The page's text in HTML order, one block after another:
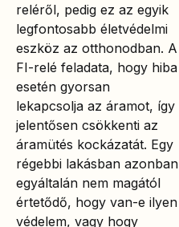
reléről, pedig ez az egyik
legfontosabb életvédelmi
eszköz az otthonodban. A
FI-relé feladata, hogy hiba
esetén gyorsan
lekapcsolja az áramot, így
jelentősen csökkenti az
áramütés kockázatát. Egy
régebbi lakásban azonban
egyáltalán nem magától
értetődő, hogy van-e ilyen
védelem, vagy hogy